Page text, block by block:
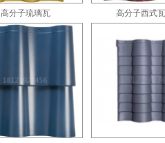
高分子琉璃瓦 高分子西式